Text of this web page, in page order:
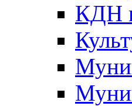
КДН